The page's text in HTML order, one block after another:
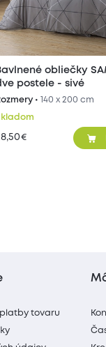
obliečky
postele - sivé
• 140 x 200 cm
€
tovaru